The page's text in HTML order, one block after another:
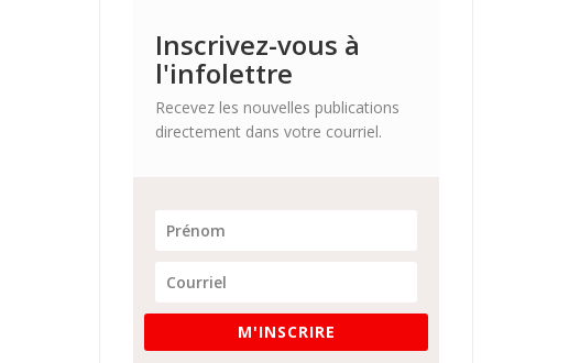
Inscrivez-vous à
l'infolettre
Recevez les nouvelles publications
directement dans votre courriel.
M'INSCRIRE